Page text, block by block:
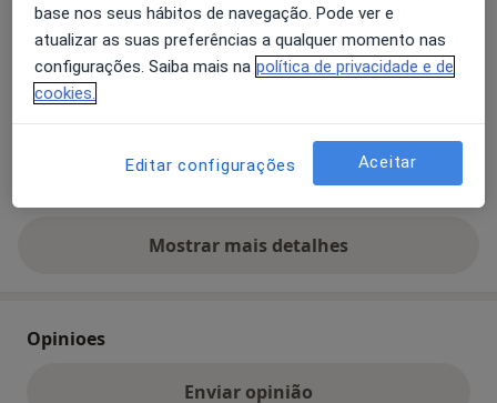
Ampliar o mapaabre num novo separador
Disponibilidade
Este especialista não disponibiliza reservas online
O que posso fazer agora?
Mostrar mais detalhes
sobre o endereço
Opinioes
Enviar opinião
base nos seus hábitos de navegação. Pode ver e
atualizar as suas preferências a qualquer momento nas
configurações. Saiba mais na política de privacidade e de
cookies.
Editar configurações Aceitar